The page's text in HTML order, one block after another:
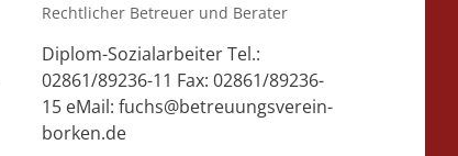
Rechtlicher Betreuer und Berater
Diplom-Sozialarbeiter Tel.:
02861/89236-11 Fax: 02861/89236-
15 eMail: fuchs@betreuungsverein-
borken.de